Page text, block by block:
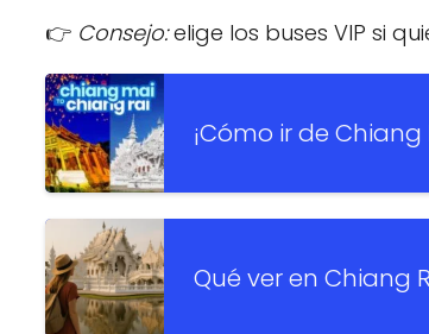
👉 Consejo:elige los buses VIP si
¡Cómo ir de
Qué ver en Chiang